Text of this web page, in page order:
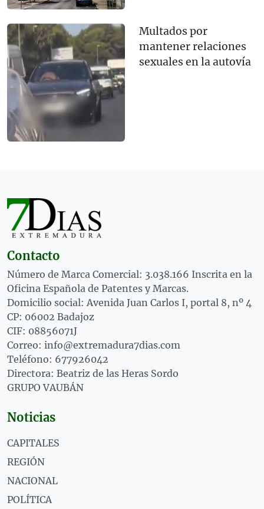
Multados por
mantener relaciones
sexuales en la autovía
Contacto
Número de Marca Comercial: 3.038.166 Inscrita en la
Oficina Española de Patentes y Marcas.
Domicilio social: Avenida Juan Carlos I, portal 8, nº 4
CP: 06002 Badajoz
CIF: 08856071J
Correo: info@extremadura7dias.com
Teléfono: 677926042
Directora: Beatriz de las Heras Sordo
GRUPO VAUBÁN
Noticias
CAPITALES
REGIÓN
NACIONAL
POLÍTICA